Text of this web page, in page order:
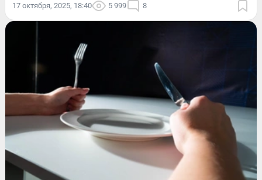
17 октября, 2025, 18:40 5 999 8